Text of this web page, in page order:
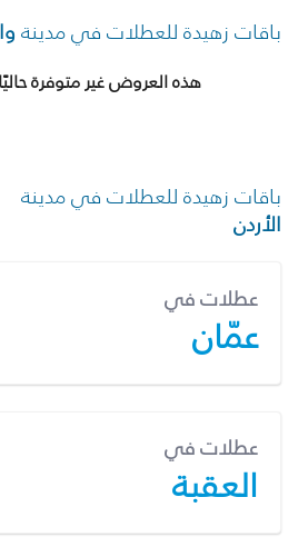
باقات زهيدة للعطلات في مدينة
هذه العروض غير متوفرة
باقات زهيدة للعطلات في مدينة
الأردن
عطلات في
عمّان
عطلات في
العقبة